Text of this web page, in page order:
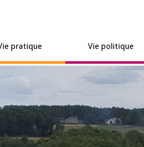
pratique Vie politique